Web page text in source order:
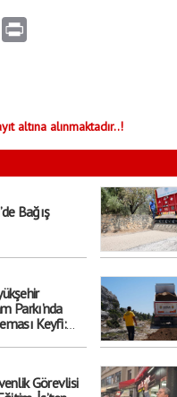
Email
altına alınmaktadır..!
Bağış
Parkı’nda
Keyfi:
Görevlisi